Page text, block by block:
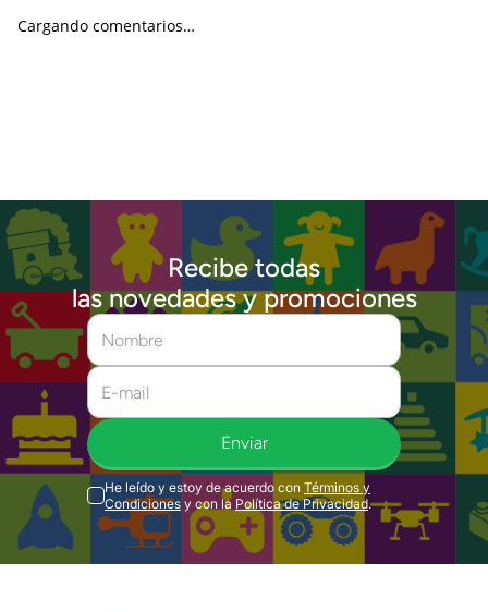
Cargando comentarios…
Recibe todas
las novedades y promociones
Enviar
He leído y estoy de acuerdo con Términos y
Condiciones y con la Política de Privacidad.